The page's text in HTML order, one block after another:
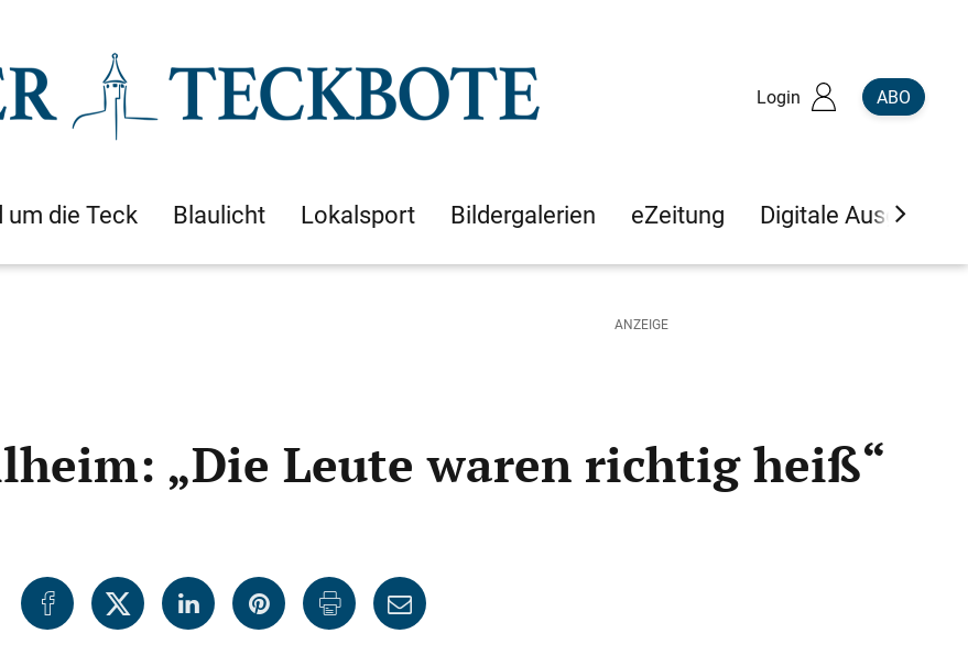
Login ABO
um die Teck Blaulicht Lokalsport Bildergalerien eZeitung Digitale Ausgaben
„Die Leute waren richtig heiß“